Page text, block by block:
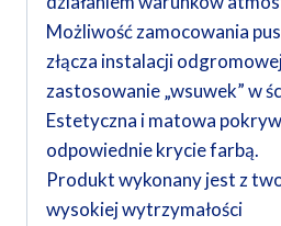
Możliwość zamocowania
złącza instalacji
zastosowanie „wsuwek” w
Estetyczna i matowa
odpowiednie krycie farbą.
Produkt wykonany jest z
wysokiej wytrzymałości